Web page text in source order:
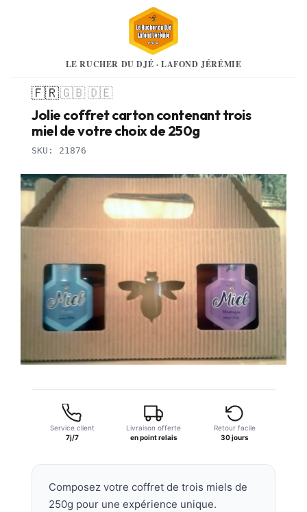
LE RUCHER DU DJÉ · LAFOND JÉRÉMIE
🇫🇷🇬🇧🇩🇪
Jolie coffret carton contenant trois
miel de votre choix de 250g
SKU: 21876
Service client
7j/7
Livraison offerte
en point relais
Retour facile
30 jours
Composez votre coffret de trois miels de
250g pour une expérience unique.